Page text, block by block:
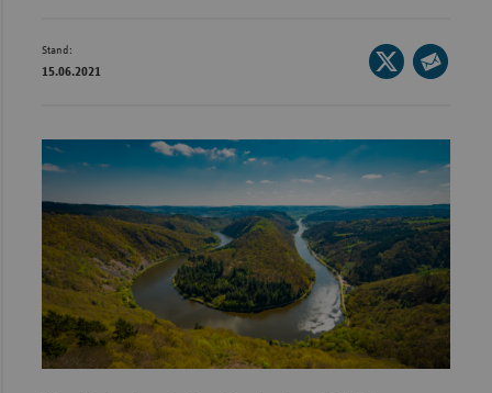
Stand:
15.06.2021
Seite
auf
E-
Mail